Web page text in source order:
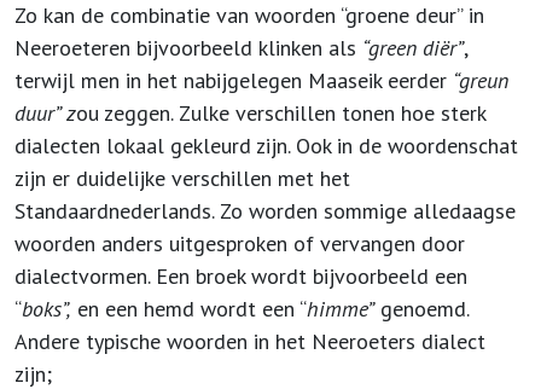
Zo kan de combinatie van woorden “groene deur” in
Neeroeteren bijvoorbeeld klinken als “green diër”,
terwijl men in het nabijgelegen Maaseik eerder “greun
duur” zou zeggen. Zulke verschillen tonen hoe sterk
dialecten lokaal gekleurd zijn. Ook in de woordenschat
zijn er duidelijke verschillen met het
Standaardnederlands. Zo worden sommige alledaagse
woorden anders uitgesproken of vervangen door
dialectvormen. Een broek wordt bijvoorbeeld een
“boks”, en een hemd wordt een “himme”genoemd.
Andere typische woorden in het Neeroeters dialect
zijn;